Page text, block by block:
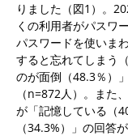
りました（図1）。
くの利用者がパスワ
パスワードを使いま
すると忘れてしまう
のが面倒（48.3％）
（n=872人）。また
が「記憶している（
（34.3%）」の回答